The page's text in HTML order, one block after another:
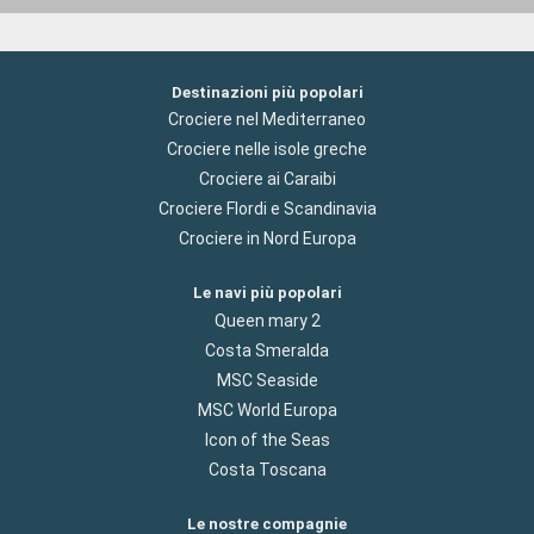
Destinazioni più popolari
Crociere nel Mediterraneo
Crociere nelle isole greche
Crociere ai Caraibi
Crociere Flordi e Scandinavia
Crociere in Nord Europa
Le navi più popolari
Queen mary 2
Costa Smeralda
MSC Seaside
MSC World Europa
Icon of the Seas
Costa Toscana
Le nostre compagnie